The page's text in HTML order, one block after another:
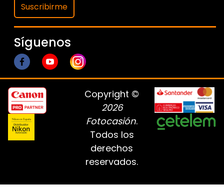
Suscribirme
Síguenos
Copyright ©
2026
Fotocasión.
Todos los
derechos
reservados.